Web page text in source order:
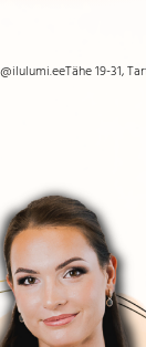
Tähe 19-31,